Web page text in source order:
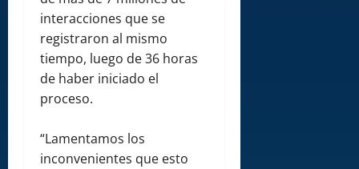
interacciones que se
registraron al mismo
tiempo, luego de 36 horas
de haber iniciado el
proceso.
“Lamentamos los
inconvenientes que esto